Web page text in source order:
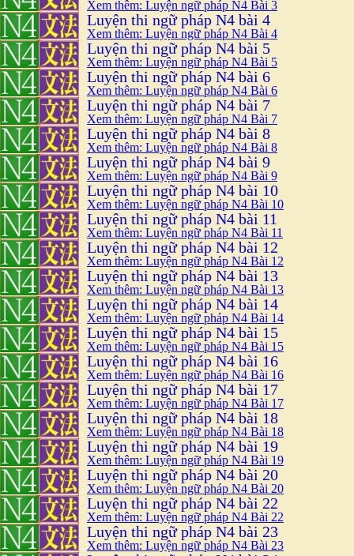
Xem thêm: Luyện ngữ pháp N4 Bài 3
Luyện thi ngữ pháp N4 bài 4
Xem thêm: Luyện ngữ pháp N4 Bài 4
Luyện thi ngữ pháp N4 bài 5
Xem thêm: Luyện ngữ pháp N4 Bài 5
Luyện thi ngữ pháp N4 bài 6
Xem thêm: Luyện ngữ pháp N4 Bài 6
Luyện thi ngữ pháp N4 bài 7
Xem thêm: Luyện ngữ pháp N4 Bài 7
Luyện thi ngữ pháp N4 bài 8
Xem thêm: Luyện ngữ pháp N4 Bài 8
Luyện thi ngữ pháp N4 bài 9
Xem thêm: Luyện ngữ pháp N4 Bài 9
Luyện thi ngữ pháp N4 bài 10
Xem thêm: Luyện ngữ pháp N4 Bài 10
Luyện thi ngữ pháp N4 bài 11
Xem thêm: Luyện ngữ pháp N4 Bài 11
Luyện thi ngữ pháp N4 bài 12
Xem thêm: Luyện ngữ pháp N4 Bài 12
Luyện thi ngữ pháp N4 bài 13
Xem thêm: Luyện ngữ pháp N4 Bài 13
Luyện thi ngữ pháp N4 bài 14
Xem thêm: Luyện ngữ pháp N4 Bài 14
Luyện thi ngữ pháp N4 bài 15
Xem thêm: Luyện ngữ pháp N4 Bài 15
Luyện thi ngữ pháp N4 bài 16
Xem thêm: Luyện ngữ pháp N4 Bài 16
Luyện thi ngữ pháp N4 bài 17
Xem thêm: Luyện ngữ pháp N4 Bài 17
Luyện thi ngữ pháp N4 bài 18
Xem thêm: Luyện ngữ pháp N4 Bài 18
Luyện thi ngữ pháp N4 bài 19
Xem thêm: Luyện ngữ pháp N4 Bài 19
Luyện thi ngữ pháp N4 bài 20
Xem thêm: Luyện ngữ pháp N4 Bài 20
Luyện thi ngữ pháp N4 bài 22
Xem thêm: Luyện ngữ pháp N4 Bài 22
Luyện thi ngữ pháp N4 bài 23
Xem thêm: Luyện ngữ pháp N4 Bài 23